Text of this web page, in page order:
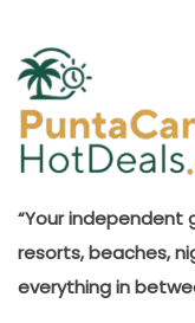
“Your independent
resorts, beaches,
everything in